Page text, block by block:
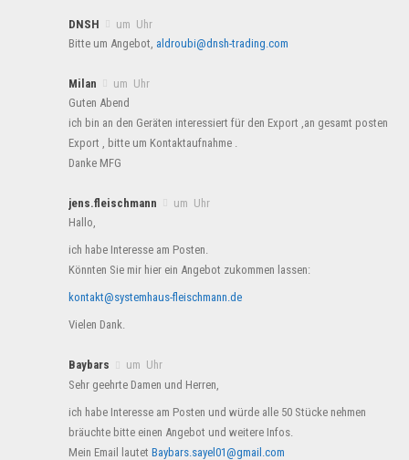
DNSH
um Uhr
Bitte um Angebot, aldroubi@dnsh-trading.com
Milan
um Uhr
Guten Abend
ich bin an den Geräten interessiert für den Export ,an gesamt posten
Export , bitte um Kontaktaufnahme .
Danke MFG
jens.fleischmann
um Uhr
Hallo,
ich habe Interesse am Posten.
Könnten Sie mir hier ein Angebot zukommen lassen:
kontakt@systemhaus-fleischmann.de
Vielen Dank.
Baybars
um Uhr
Sehr geehrte Damen und Herren,
ich habe Interesse am Posten und würde alle 50 Stücke nehmen
bräuchte bitte einen Angebot und weitere Infos.
Mein Email lautet Baybars.sayel01@gmail.com